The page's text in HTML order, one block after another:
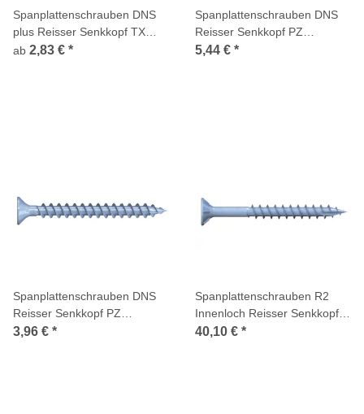
Spanplattenschrauben DNS
plus Reisser Senkkopf TX
Vollgewinde verzinkt
ab 2,83 € *
Spanplattenschrauben DNS
Reisser Senkkopf PZ
Teilgewinde verzinkt
5,44 € *
Spanplattenschrauben DNS
Reisser Senkkopf PZ
Vollgewinde verzinkt
3,96 € *
Spanplattenschrauben R2
Innenloch Reisser Senkkopf
PZ Teilgewinde verzinkt
40,10 € *